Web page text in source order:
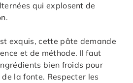
qui explosent de
exquis, cette pâte demande
et de méthode. Il faut
bien froids pour
la fonte. Respecter les